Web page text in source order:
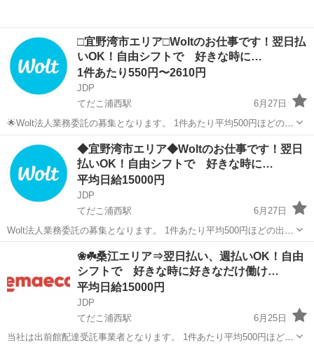
□宜野湾市エリア□Woltのお仕事です！翌日払
いOK！自由シフトで 好きな時に…
1件あたり550円〜2610円
JDP
てだこ浦西駅
6月27日
🌟Wolt法人業務委託の募集となります。 1件あたり平均500円ほどの出
来高報酬制となります。 お届け範囲が片道10分程度のデリバリーばか
りです。 短時間でたくさんの件数を配達したい方にも、近所で気軽
に...
宜野湾市 てだこ浦西駅 貨物
◆宜野湾市エリア◆Woltのお仕事です！翌日
払いOK！自由シフトで 好きな時に…
平均日給15000円
JDP
てだこ浦西駅
6月27日
Wolt法人業務委託の募集となります。 1件あたり平均500円ほどの出来
高報酬制となります。 お届け範囲が片道10分程度のデリバリーばかりてだこ浦西駅 配送 貨物
❀☘️桑江エリア⇒翌日払い、週払いOK！自由
シフトで 好きな時に好きなだけ働け…
平均日給15000円
JDP
てだこ浦西駅
6月25日
当社は出前館配達受託事業者となります。 1件あたり平均500円ほどの